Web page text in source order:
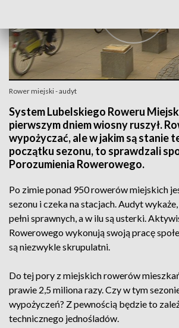
Rower miejski - audyt
System Lubelskiego Roweru
pierwszym dniem wiosny ruszył.
wypożyczać, ale w jakim są stanie
początku sezonu, to sprawdzali
Porozumienia Rowerowego.
Po zimie ponad 950 rowerów miejskich
sezonu i czeka na stacjach. Audyt
pełni sprawnych, a w ilu są usterki.
Rowerowego wykonują swoją pracę
są niezwykle skrupulatni.
Do tej pory z miejskich rowerów
prawie 2,5 miliona razy. Czy w tym
wypożyczeń? Z pewnością będzie to
technicznego jednośladów.